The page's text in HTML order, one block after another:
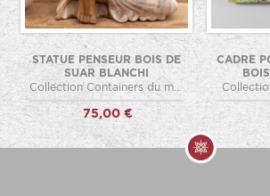
STATUE PENSEUR BOIS DE
SUAR BLANCHI
Collection Containers du monde
75,00 €
CADRE